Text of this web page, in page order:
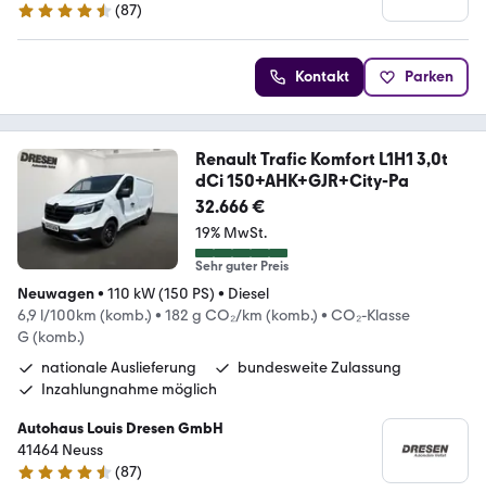
4.3 Sterne
(87)
Kontakt Parken
Renault Trafic Komfort L1H1 3,0t
dCi 150+AHK+GJR+City-Pa
32.666 €
19% MwSt.
Sehr guter Preis
Neuwagen• 110 kW (150 PS) • Diesel
6,9 l/100km (komb.) • 182 g CO₂/km (komb.) • CO₂-Klasse
G (komb.)
nationale Auslieferung
bundesweite Zulassung
Inzahlungnahme möglich
Autohaus Louis Dresen GmbH
41464 Neuss
4.3 Sterne
(87)